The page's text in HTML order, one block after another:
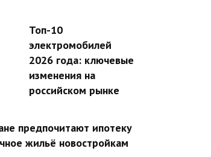
Топ-10
электромобилей
2026 года: ключевые
изменения на
российском рынке
предпочитают ипотеку
жильё новостройкам